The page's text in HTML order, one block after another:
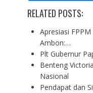
RELATED POSTS:
Apresiasi
Ambon:…
Plt Gubernur
Benteng
Nasional
Pendapat dan